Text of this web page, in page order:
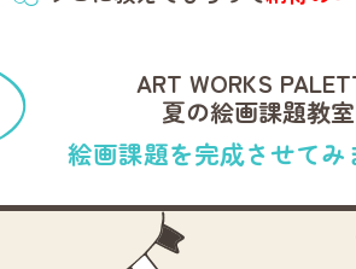
ART WORKS
夏の絵画課題教
絵画課題を完成させてみ